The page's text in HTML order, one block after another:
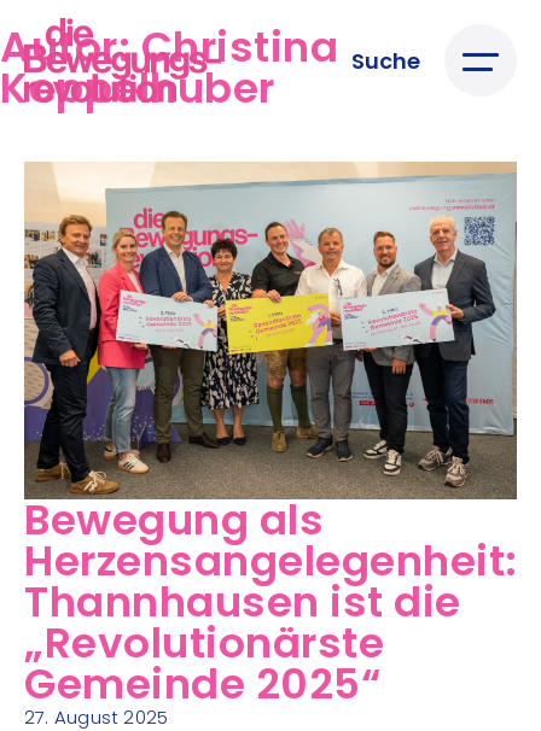
Suche
Autor:Christina
Koppelhuber
Bewegung als
Herzensangelegenheit:
Thannhausen ist die
„Revolutionärste
Gemeinde 2025“
27. August 2025